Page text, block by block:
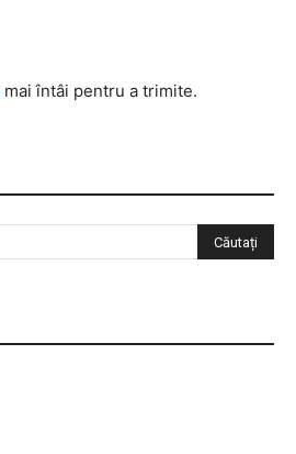
mai întâi pentru a trimite.